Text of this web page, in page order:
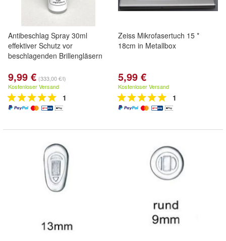
Antibeschlag Spray 30ml
effektiver Schutz vor
beschlagenden Brillengläsern
9,99 € (333,00 €/l)
Kostenloser Versand
1
Zeiss Mikrofasertuch 15 *
18cm in Metallbox
5,99 €
Kostenloser Versand
1